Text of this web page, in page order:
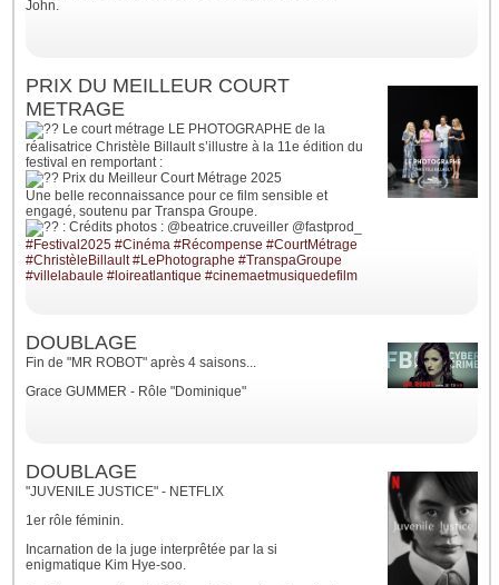
John.
PRIX DU MEILLEUR COURT
METRAGE
Le court métrage LE PHOTOGRAPHE de la
réalisatrice Christèle Billault s’illustre à la 11e édition du
festival en remportant :
Prix du Meilleur Court Métrage 2025
Une belle reconnaissance pour ce film sensible et
engagé, soutenu par Transpa Groupe.
: Crédits photos : @beatrice.cruveiller @fastprod_
#Festival2025 #Cinéma #Récompense #CourtMétrage
#ChristèleBillault #LePhotographe #TranspaGroupe
#villelabaule #loireatlantique #cinemaetmusiquedefilm
DOUBLAGE
Fin de "MR ROBOT" après 4 saisons...
Grace GUMMER - Rôle "Dominique"
DOUBLAGE
"JUVENILE JUSTICE" - NETFLIX
1er rôle féminin.
Incarnation de la juge interprêtée par la si
enigmatique Kim Hye-soo.